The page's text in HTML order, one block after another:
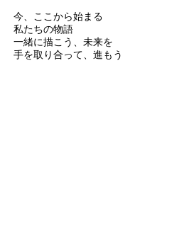
今、ここから始まる
私たちの物語
一緒に描こう、未来を
手を取り合って、進もう